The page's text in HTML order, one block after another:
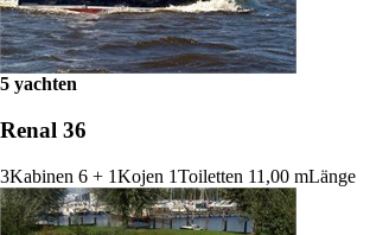
5 yachten
Renal 36
3Kabinen 6 + 1Kojen 1Toiletten 11,00 mLänge